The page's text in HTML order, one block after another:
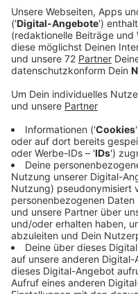
Anzeige
Das Feuer war zu
gesamten
Vorhänge und alles,
Dazu kommt, dass der
einer Woche das
Mietvertrag endet
Hoffnungsschimmer,
Zirkusfamilie. Es habe
ein Grundstück zur
Der Projektzirkus, ein
Spenden, um wieder
Die Hilfsbereitschaft